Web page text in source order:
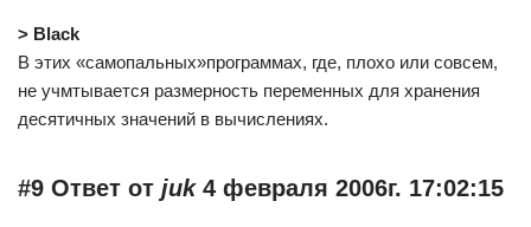
> Black
В этих «самопальных»программах, где, плохо или совсем,
не учмтывается размерность переменных для хранения
десятичных значений в вычислениях.
#9 Ответ от juk4 февраля 2006г. 17:02:15